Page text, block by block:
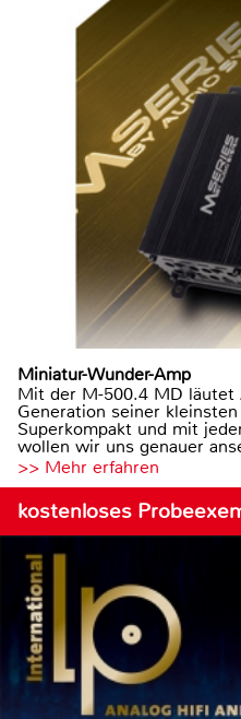
Miniatur-Wunder-Amp
Mit der M-500.4 MD läutet
Generation seiner
Superkompakt und mit
wollen wir uns genauer
>> Mehr erfahren
kostenloses